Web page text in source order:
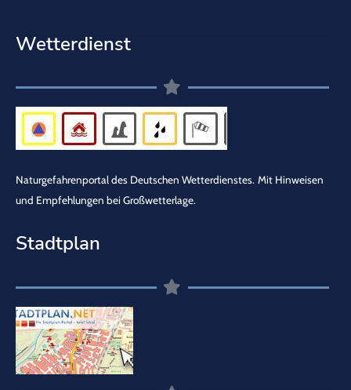
Wetterdienst
Naturgefahrenportal des Deutschen Wetterdienstes. Mit Hinweisen
und Empfehlungen bei Großwetterlage.
Stadtplan